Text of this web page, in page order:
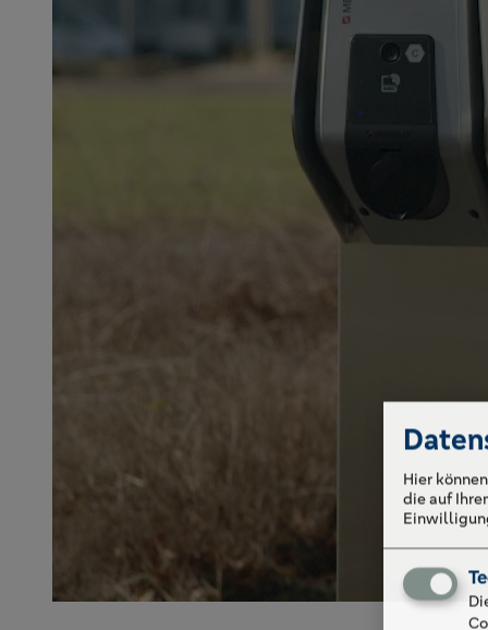
Hier
die auf